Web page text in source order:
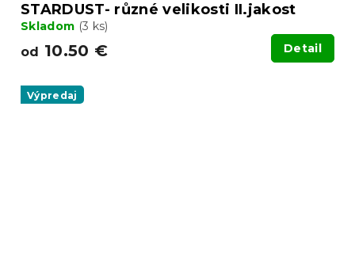
STARDUST- různé velikosti II.jakost
Skladom (3 ks)
od 10.50 € Detail
Výpredaj